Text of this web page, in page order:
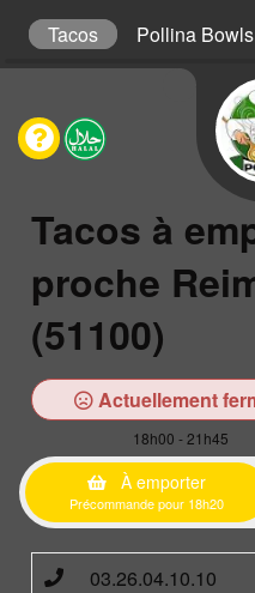
Tacos Pollina Bowls
Tacos à
proche
(51100)
Actuellement
18h00 - 21h45
À emporter
Précommande pour 18h20
03.26.04.10.10